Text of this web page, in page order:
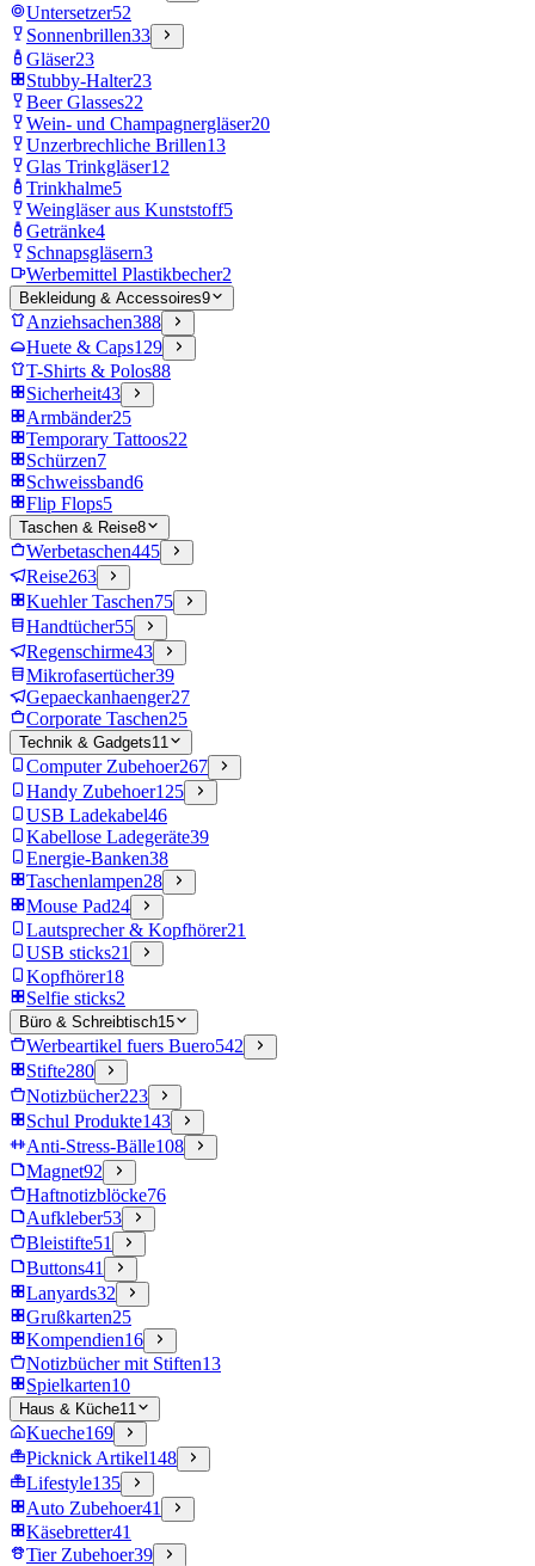
Untersetzer52
Sonnenbrillen33
Gläser23
Stubby-Halter23
Beer Glasses22
Wein- und Champagnergläser20
Unzerbrechliche Brillen13
Glas Trinkgläser12
Trinkhalme5
Weingläser aus Kunststoff5
Getränke4
Schnapsgläsern3
Werbemittel Plastikbecher2
Bekleidung & Accessoires9
Anziehsachen388
Huete & Caps129
T-Shirts & Polos88
Sicherheit43
Armbänder25
Temporary Tattoos22
Schürzen7
Schweissband6
Flip Flops5
Taschen & Reise8
Werbetaschen445
Reise263
Kuehler Taschen75
Handtücher55
Regenschirme43
Mikrofasertücher39
Gepaeckanhaenger27
Corporate Taschen25
Technik & Gadgets11
Computer Zubehoer267
Handy Zubehoer125
USB Ladekabel46
Kabellose Ladegeräte39
Energie-Banken38
Taschenlampen28
Mouse Pad24
Lautsprecher & Kopfhörer21
USB sticks21
Kopfhörer18
Selfie sticks2
Büro & Schreibtisch15
Werbeartikel fuers Buero542
Stifte280
Notizbücher223
Schul Produkte143
Anti-Stress-Bälle108
Magnet92
Haftnotizblöcke76
Aufkleber53
Bleistifte51
Buttons41
Lanyards32
Grußkarten25
Kompendien16
Notizbücher mit Stiften13
Spielkarten10
Haus & Küche11
Kueche169
Picknick Artikel148
Lifestyle135
Auto Zubehoer41
Käsebretter41
Tier Zubehoer39